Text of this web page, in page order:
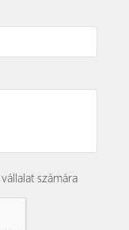
számára